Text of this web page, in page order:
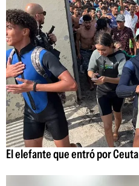
El elefante que entró por Ceuta